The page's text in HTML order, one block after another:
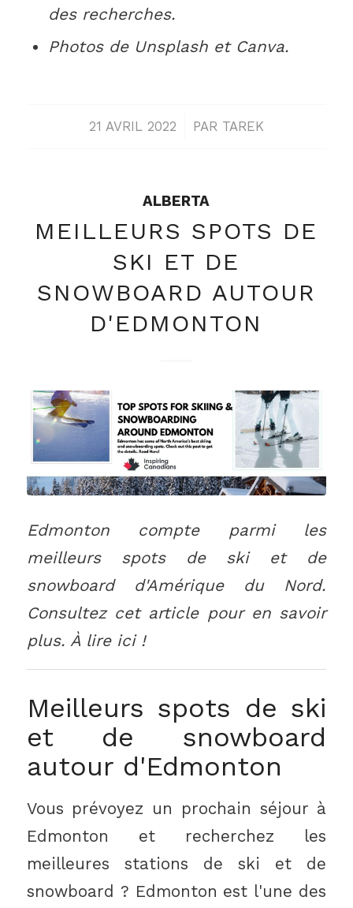
des recherches.
Photos de Unsplash et Canva.
21 AVRIL 2022
/ PAR TAREK
ALBERTA
MEILLEURS SPOTS DE
SKI ET DE
SNOWBOARD AUTOUR
D'EDMONTON
Edmonton compte parmi les
meilleurs spots de ski et de
snowboard d'Amérique du Nord.
Consultez cet article pour en savoir
plus. À lire ici !
Meilleurs spots de ski
et de snowboard
autour d'Edmonton
Vous prévoyez un prochain séjour à
Edmonton et recherchez les
meilleures stations de ski et de
snowboard ? Edmonton est l'une des